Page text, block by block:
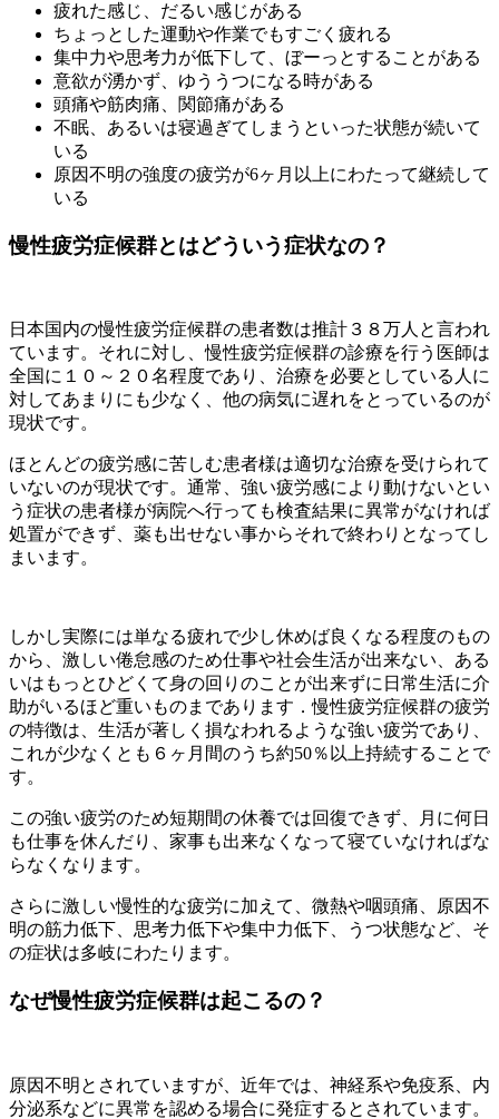
疲れた感じ、だるい感じがある
ちょっとした運動や作業でもすごく疲れる
集中力や思考力が低下して、ぼーっとすることがある
意欲が湧かず、ゆううつになる時がある
頭痛や筋肉痛、関節痛がある
不眠、あるいは寝過ぎてしまうといった状態が続いて
いる
原因不明の強度の疲労が6ヶ月以上にわたって継続して
いる
慢性疲労症候群とはどういう症状なの？
日本国内の慢性疲労症候群の患者数は推計３８万人と言われ
ています。それに対し、慢性疲労症候群の診療を行う医師は
全国に１０～２０名程度であり、治療を必要としている人に
対してあまりにも少なく、他の病気に遅れをとっているのが
現状です。
ほとんどの疲労感に苦しむ患者様は適切な治療を受けられて
いないのが現状です。通常、強い疲労感により動けないとい
う症状の患者様が病院へ行っても検査結果に異常がなければ
処置ができず、薬も出せない事からそれで終わりとなってし
まいます。
しかし実際には単なる疲れで少し休めば良くなる程度のもの
から、激しい倦怠感のため仕事や社会生活が出来ない、ある
いはもっとひどくて身の回りのことが出来ずに日常生活に介
助がいるほど重いものまであります．慢性疲労症候群の疲労
の特徴は、生活が著しく損なわれるような強い疲労であり、
これが少なくとも６ヶ月間のうち約50％以上持続することで
す。
この強い疲労のため短期間の休養では回復できず、月に何日
も仕事を休んだり、家事も出来なくなって寝ていなければな
らなくなります。
さらに激しい慢性的な疲労に加えて、微熱や咽頭痛、原因不
明の筋力低下、思考力低下や集中力低下、うつ状態など、そ
の症状は多岐にわたります。
なぜ慢性疲労症候群は起こるの？
原因不明とされていますが、近年では、神経系や免疫系、内
分泌系などに異常を認める場合に発症するとされています。